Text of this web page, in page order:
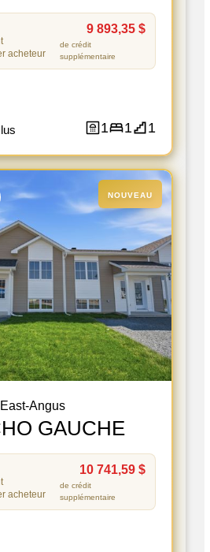
acheteur
9 893,35 $
de crédit
supplémentaire
1 1 1
NOUVEAU
East-Angus
GAUCHE
acheteur
10 741,59 $
de crédit
supplémentaire